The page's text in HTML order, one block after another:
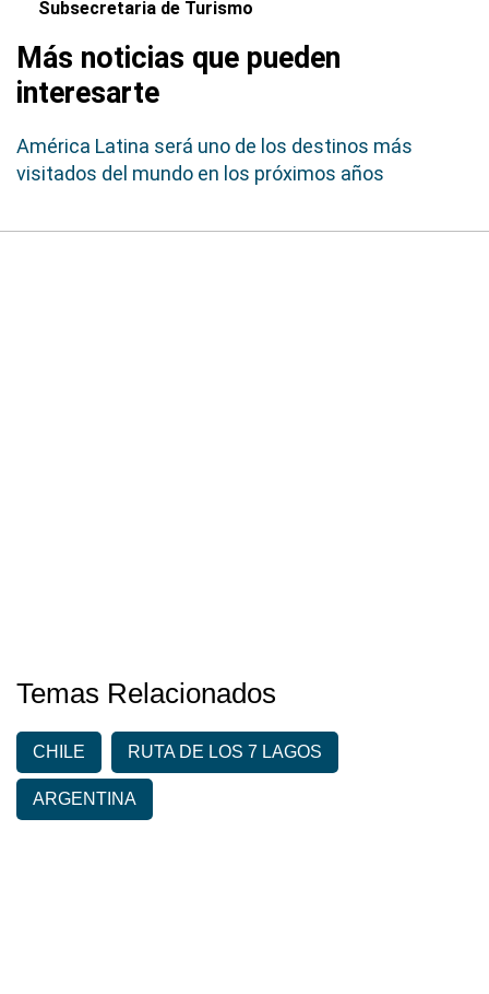
Subsecretaria de Turismo
Más noticias que pueden
interesarte
América Latina será uno de los destinos más
visitados del mundo en los próximos años
Temas Relacionados
CHILE RUTA DE LOS 7 LAGOS
ARGENTINA